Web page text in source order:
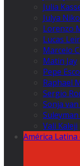
Julia
Julya
Lorenzo
Lucas
Marcelo
Matin Jay
Pepe
Raphael
Sergio
Sonja
Vali Kaleji
América Latina